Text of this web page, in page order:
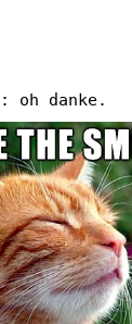
: oh danke.